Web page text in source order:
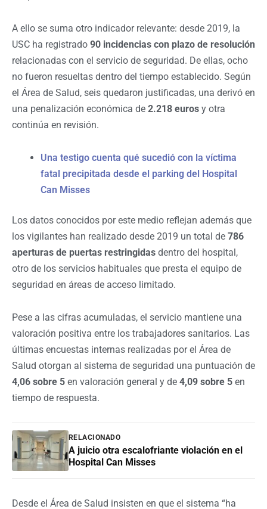
A ello se suma otro indicador relevante: desde 2019, la
USC ha registrado 90 incidencias con plazo de resolución
relacionadas con el servicio de seguridad. De ellas, ocho
no fueron resueltas dentro del tiempo establecido. Según
el Área de Salud, seis quedaron justificadas, una derivó en
una penalización económica de 2.218 euros y otra
continúa en revisión.
Una testigo cuenta qué sucedió con la víctima
fatal precipitada desde el parking del Hospital
Can Misses
Los datos conocidos por este medio reflejan además que
los vigilantes han realizado desde 2019 un total de 786
aperturas de puertas restringidas dentro del hospital,
otro de los servicios habituales que presta el equipo de
seguridad en áreas de acceso limitado.
Pese a las cifras acumuladas, el servicio mantiene una
valoración positiva entre los trabajadores sanitarios. Las
últimas encuestas internas realizadas por el Área de
Salud otorgan al sistema de seguridad una puntuación de
4,06 sobre 5 en valoración general y de 4,09 sobre 5 en
tiempo de respuesta.
RELACIONADO
A juicio otra escalofriante violación en el
Hospital Can Misses
Desde el Área de Salud insisten en que el sistema “ha